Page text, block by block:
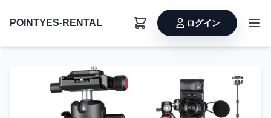
POINTYES-RENTAL ログイン